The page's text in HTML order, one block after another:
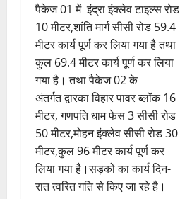
पैकेज 01 में इंद्रा इंक्लेव टाइल्स रोड
10 मीटर,शांति मार्ग सीसी रोड 59.4
मीटर कार्य पूर्ण कर लिया गया है तथा
कुल 69.4 मीटर कार्य पूर्ण कर लिया
गया है। तथा पैकेज 02 के
अंतर्गत द्वारका विहार पावर ब्लॉक 16
मीटर, गणपति धाम फेस 3 सीसी रोड
50 मीटर,मोहन इंक्लेव सीसी रोड 30
मीटर,कुल 96 मीटर कार्य पूर्ण कर
लिया गया है।सड़कों का कार्य दिन-
रात त्वरित गति से किए जा रहे है।